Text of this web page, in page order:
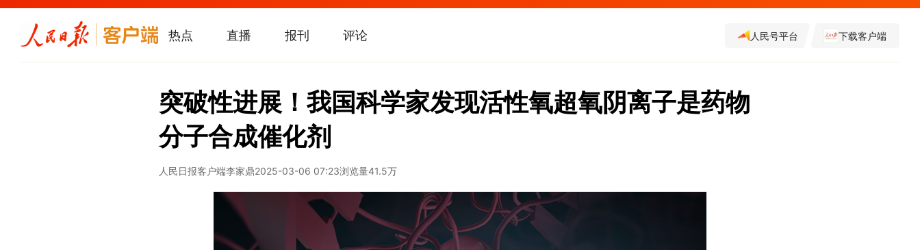
热点 直播 报刊 评论 人民号平台 下载客户端
突破性进展！我国科学家发现活性氧超氧阴离子是药物
分子合成催化剂
人民日报客户端李家鼎2025-03-06 07:23浏览量41.5万